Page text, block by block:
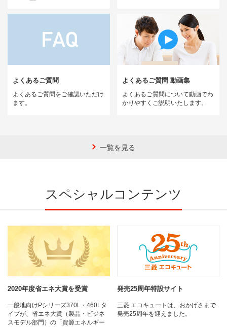
よくあるご質問
よくあるご質問をご確認いただけ
ます。
よくあるご質問 動画集
よくあるご質問について動画でわ
かりやすくご説明いたします。
一覧を見る
スペシャルコンテンツ
2020年度省エネ大賞を受賞
一般地向けPシリーズ370L・460Lタ
イプが、省エネ大賞（製品・ビジネ
スモデル部門）の「資源エネルギー
発売25周年特設サイト
三菱 エコキュートは、おかげさまで
発売25周年を迎えました。